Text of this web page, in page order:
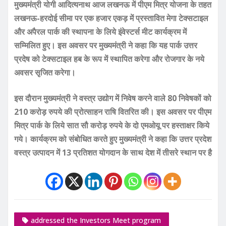
मुख्यमंत्री योगी आदित्यनाथ आज लखनऊ में पीएम मित्र योजना के तहत
लखनऊ-हरदोई सीमा पर एक हजार एकड़ में प्रस्तावित मेगा टेक्सटाइल
और अपैरल पार्क की स्थापना के लिये इंवेस्टर्स मीट कार्यक्रम में
सम्मिलित हुए। इस अवसर पर मुख्यमंत्री ने कहा कि यह पार्क उत्तर
प्रदेष को टेक्सटाइल हब के रूप में स्थापित करेगा और रोजगार के नये
अवसर सृजित करेगा।
इस दौरान मुख्यमंत्री ने वस्त्र उद्योग में निवेष करने वाले 80 निवेषकों को
210 करोड़ रुपये की प्रोत्साहन राषि वितरित की। इस अवसर पर पीएम
मित्र पार्क के लिये सात सौ करोड़ रुपये के दो एमओयू पर हस्ताक्षर किये
गये। कार्यक्रम को संबोधित करते हुए मुख्यमंत्री ने कहा कि उत्तर प्रदेश
वस्त्र उत्पादन में 13 प्रतिशत योगदान के साथ देश में तीसरे स्थान पर है
addressed the Investors Meet program